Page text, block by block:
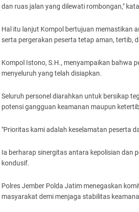
dan ruas jalan yang dilewati rombongan,"
Hal itu lanjut Kompol bertujuan memastikan
serta pergerakan peserta tetap aman, tertib,
Kompol Istono, S.H., menyampaikan bahwa
menyeluruh yang telah disiapkan.
Seluruh personel diarahkan untuk bersikap
potensi gangguan keamanan maupun
"Prioritas kami adalah keselamatan peserta
Ia berharap sinergitas antara kepolisian dan
kondusif.
Polres Jember Polda Jatim menegaskan
masyarakat demi menjaga stabilitas